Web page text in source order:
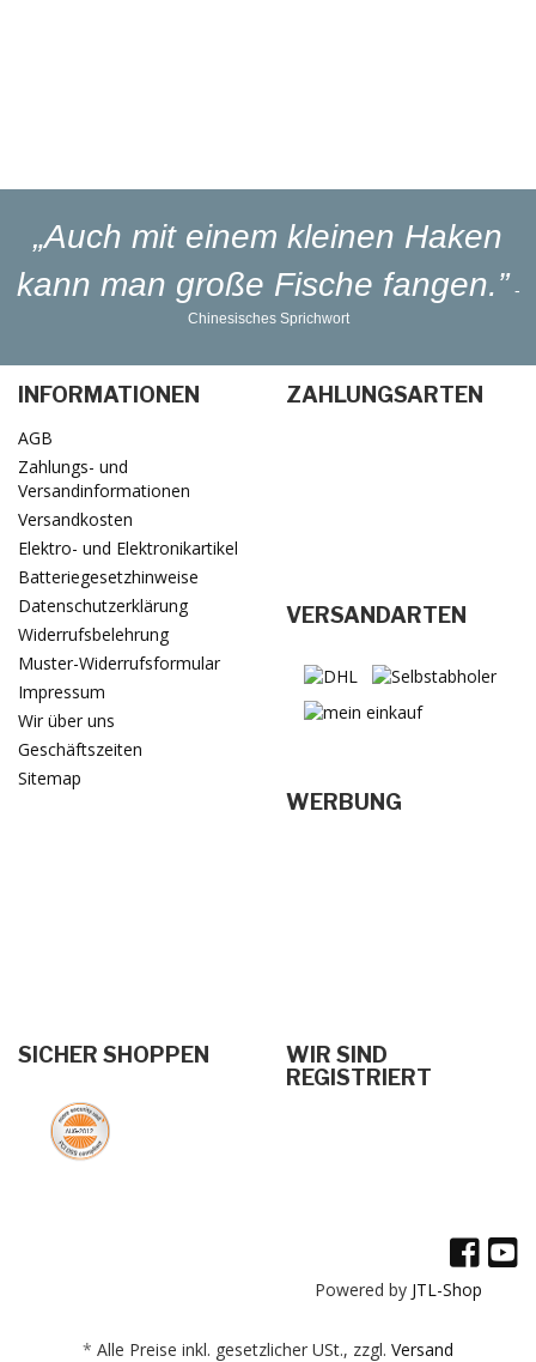
„Auch mit einem kleinen Haken
kann man große Fische fangen.” -
Chinesisches Sprichwort
INFORMATIONEN
AGB
Zahlungs- und
Versandinformationen
Versandkosten
Elektro- und Elektronikartikel
Batteriegesetzhinweise
Datenschutzerklärung
Widerrufsbelehrung
Muster-Widerrufsformular
Impressum
Wir über uns
Geschäftszeiten
Sitemap
ZAHLUNGSARTEN
VERSANDARTEN
WERBUNG
SICHER SHOPPEN
WIR SIND
REGISTRIERT
Powered by JTL-Shop
* Alle Preise inkl. gesetzlicher USt., zzgl. Versand